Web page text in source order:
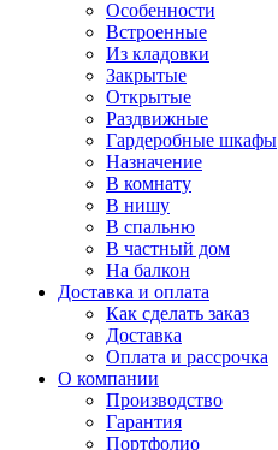
Особенности
Встроенные
Из кладовки
Закрытые
Открытые
Раздвижные
Гардеробные шкафы
Назначение
В комнату
В нишу
В спальню
В частный дом
На балкон
Доставка и оплата
Как сделать заказ
Доставка
Оплата и рассрочка
О компании
Производство
Гарантия
Портфолио